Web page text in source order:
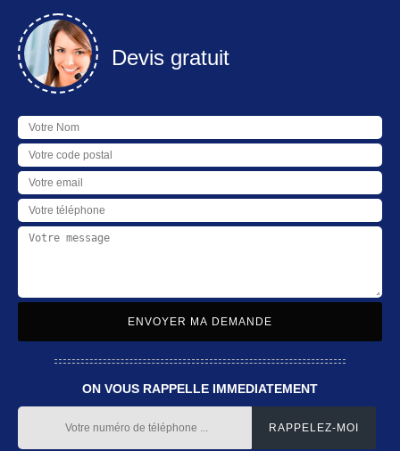
Devis gratuit
ON VOUS RAPPELLE IMMEDIATEMENT